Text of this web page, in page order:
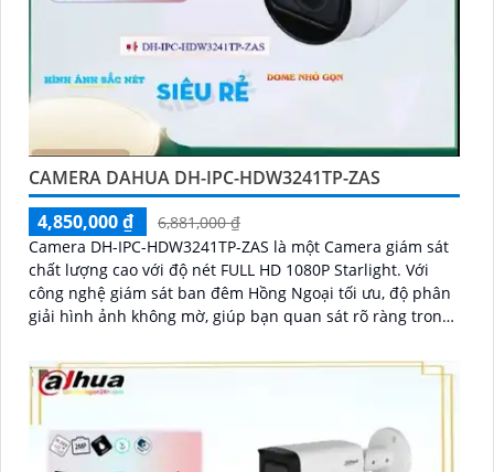
CAMERA DAHUA DH-IPC-HDW3241TP-ZAS
4,850,000 ₫
6,881,000 ₫
Camera DH-IPC-HDW3241TP-ZAS là một Camera giám sát
chất lượng cao với độ nét FULL HD 1080P Starlight. Với
công nghệ giám sát ban đêm Hồng Ngoại tối ưu, độ phân
giải hình ảnh không mờ, giúp bạn quan sát rõ ràng trong